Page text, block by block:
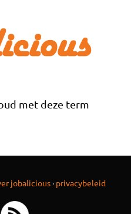
met deze term
jobalicious · privacybeleid